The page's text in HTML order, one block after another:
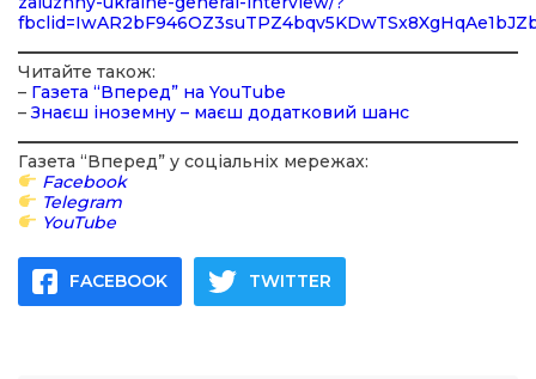
Читайте також:
– Газета “Вперед” на YouTube
–Знаєш іноземну – маєш додатковий шанс
Газета “Вперед” у соціальніх мережах:
Facebook
Telegram
YouTube
FACEBOOK TWITTER